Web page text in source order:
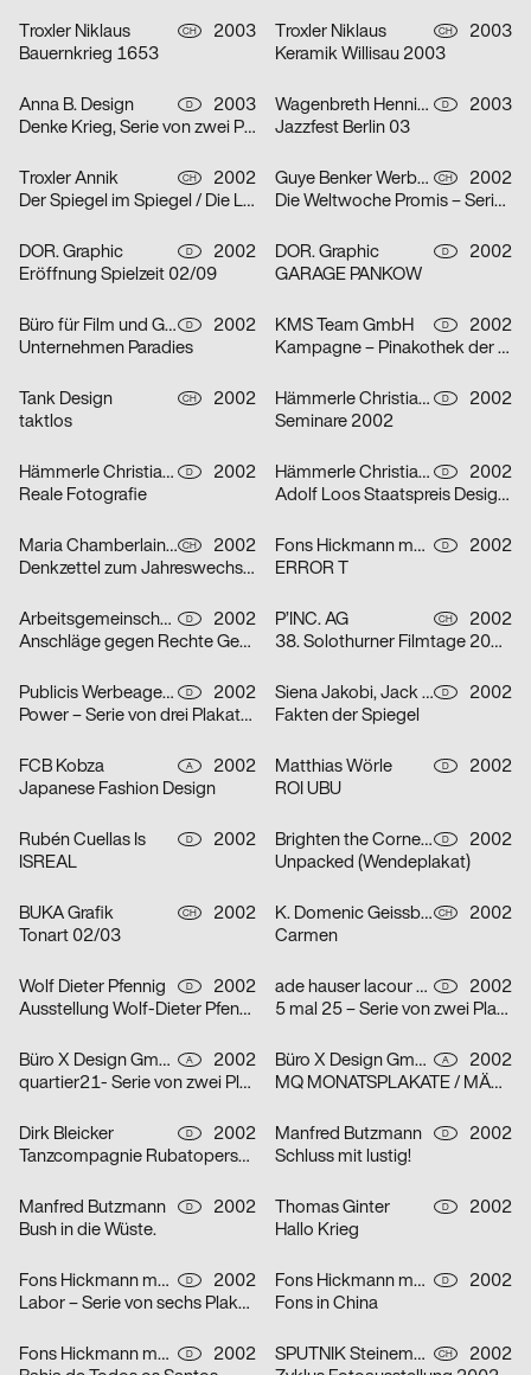
Troxler Niklaus CH
2003
Bauernkrieg 1653
Troxler Niklaus CH
2003
Keramik Willisau 2003
Anna B. Design D
2003
Denke Krieg, Serie von zwei Plakaten
Wagenbreth Henning D
2003
Jazzfest Berlin 03
Troxler Annik CH
2002
Der Spiegel im Spiegel / Die Leiden des Jungwerdens / Die Muse mit der scharfen Zunge – Serie von dr
Guye Benker Werbeagentur AG BSW CH
2002
Die Weltwoche Promis – Serie von drei Plakaten
DOR. Graphic D
2002
Eröffnung Spielzeit 02/09
DOR. Graphic D
2002
GARAGE PANKOW
Büro für Film und Gestaltung D
2002
Unternehmen Paradies
KMS Team GmbH D
2002
Kampagne – Pinakothek der Moderne – Serie von zwei Plakaten
Tank Design CH
2002
taktlos
Hämmerle Christiane, Timo Thurner D
2002
Seminare 2002
Hämmerle Christiane, Timo Thurner D
2002
Reale Fotografie
Hämmerle Christiane, Timo Thurner D
2002
Adolf Loos Staatspreis Design 2001
Maria Chamberlain, Fabienne Bissig, Ibrahim Hasan CH
2002
Denkzettel zum Jahreswechsel: Letztes Abendmahl / Ohne Ausnahme / o. T. – Serie von drei Plakaten
Fons Hickmann m23 D
2002
ERROR T
Arbeitsgemeinschaft für visuelle und verbale Kommunikation Uwe Loesch D
2002
Anschläge gegen Rechte Gewalt
P’INC. AG CH
2002
38. Solothurner Filmtage 2003 – Serie von zwei Plakaten
Publicis Werbeagentur GmbH D
2002
Power – Serie von drei Plakaten
Siena Jakobi, Jack Kraska, Niels Verhaag D
2002
Fakten der Spiegel
FCB Kobza A
2002
Japanese Fashion Design
Matthias Wörle D
2002
ROI UBU
Rubén Cuellas Is D
2002
ISREAL
Brighten the Corners Studio for Design D
2002
Unpacked (Wendeplakat)
BUKA Grafik CH
2002
Tonart 02/03
K. Domenic Geissbühler CH
2002
Carmen
Wolf Dieter Pfennig D
2002
Ausstellung Wolf-Dieter Pfennig in der Galerie Sillack Dresden
ade hauser lacour kommunikationsgestaltung gmbh D
2002
5 mal 25 – Serie von zwei Plakaten
Büro X Design GmbH A
2002
quartier21- Serie von zwei Plakaten
Büro X Design GmbH A
2002
MQ MONATSPLAKATE / MÄRZ 2002 – Serie von zwei Plakaten
Dirk Bleicker D
2002
Tanzcompagnie Rubatoperson to person Premiere
Manfred Butzmann D
2002
Schluss mit lustig!
Manfred Butzmann D
2002
Bush in die Wüste.
Thomas Ginter D
2002
Hallo Krieg
Fons Hickmann m23 D
2002
Labor – Serie von sechs Plakaten
Fons Hickmann m23 D
2002
Fons in China
Fons Hickmann m23 D
2002
SPUTNIK Steinemann & Co. CH
2002